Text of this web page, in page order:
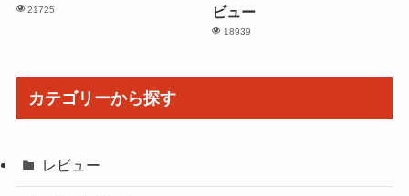
21725
ビュー
18939
カテゴリーから探す
レビュー